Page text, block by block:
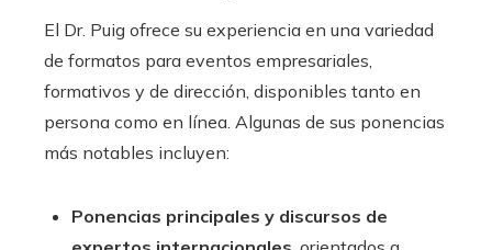
El Dr. Puig ofrece su experiencia en una variedad
de formatos para eventos empresariales,
formativos y de dirección, disponibles tanto en
persona como en línea. Algunas de sus ponencias
más notables incluyen:
Ponencias principales y discursos de